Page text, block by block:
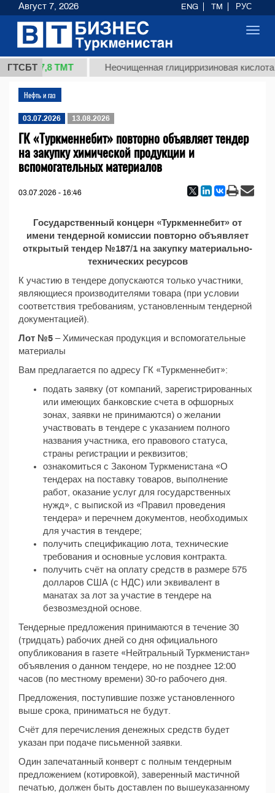
ГТСБТ37,8 ТМТ Неочищенная глицирризиновая кислота
Нефть и газ
03.07.2026 13.08.2026
ГК «Туркменнебит» повторно объявляет тендер
на закупку химической продукции и
вспомогательных материалов
03.07.2026 - 16:46
Государственный концерн «Туркменнебит» от
имени тендерной комиссии повторно объявляет
открытый тендер №187/1 на закупку материально-
технических ресурсов
К участию в тендере допускаются только участники,
являющиеся производителями товара (при условии
соответствия требованиям, установленным тендерной
документацией).
Лот №5 – Химическая продукция и вспомогательные
материалы
Вам предлагается по адресу ГК «Туркменнебит»:
подать заявку (от компаний, зарегистрированных
или имеющих банковские счета в офшорных
зонах, заявки не принимаются) о желании
участвовать в тендере с указанием полного
названия участника, его правового статуса,
страны регистрации и реквизитов;
ознакомиться с Законом Туркменистана «О
тендерах на поставку товаров, выполнение
работ, оказание услуг для государственных
нужд», с выпиской из «Правил проведения
тендера» и перечнем документов, необходимых
для участия в тендере;
получить спецификацию лота, технические
требования и основные условия контракта.
получить счёт на оплату средств в размере 575
долларов США (с НДС) или эквивалент в
манатах за лот за участие в тендере на
безвозмездной основе.
Тендерные предложения принимаются в течение 30
(тридцать) рабочих дней со дня официального
опубликования в газете «Нейтральный Туркменистан»
объявления о данном тендере, но не позднее 12:00
часов (по местному времени) 30-го рабочего дня.
Предложения, поступившие позже установленного
выше срока, приниматься не будут.
Счёт для перечисления денежных средств будет
указан при подаче письменной заявки.
Один запечатанный конверт с полным тендерным
предложением (котировкой), заверенный мастичной
печатью, должен быть доставлен по вышеуказанному
Август 7, 2026 ENG TM РУС